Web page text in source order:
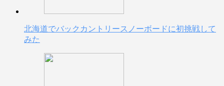
北海道でバックカントリースノーボードに初挑戦して
みた